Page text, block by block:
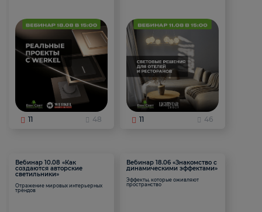
11 48 11 46
Вебинар 10.08 «Как
создаются авторские
светильники»
Отражение мировых интерьерных
трендов
Вебинар 18.06 «Знакомство с
динамическими эффектами»
Эффекты, которые оживляют
пространство